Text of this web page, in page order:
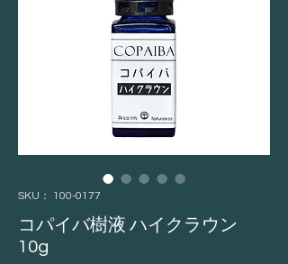
SKU： 100-0177
コパイバ樹液 ハイクラウン
10g